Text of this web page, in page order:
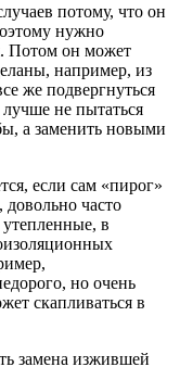
потому, что он
нужно
Потом он может
например, из
же подвергнуться
не пытаться
а заменить новыми
если сам «пирог»
часто
в
но очень
скапливаться в
замена изжившей